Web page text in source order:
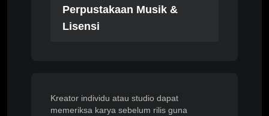
Perpustakaan Musik &
Lisensi
Kreator individu atau studio dapat
memeriksa karya sebelum rilis guna